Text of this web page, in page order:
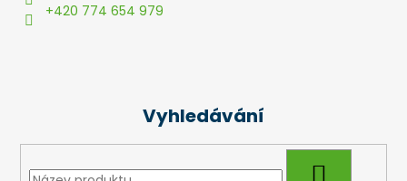
+420 774 654 979
Vyhledávání